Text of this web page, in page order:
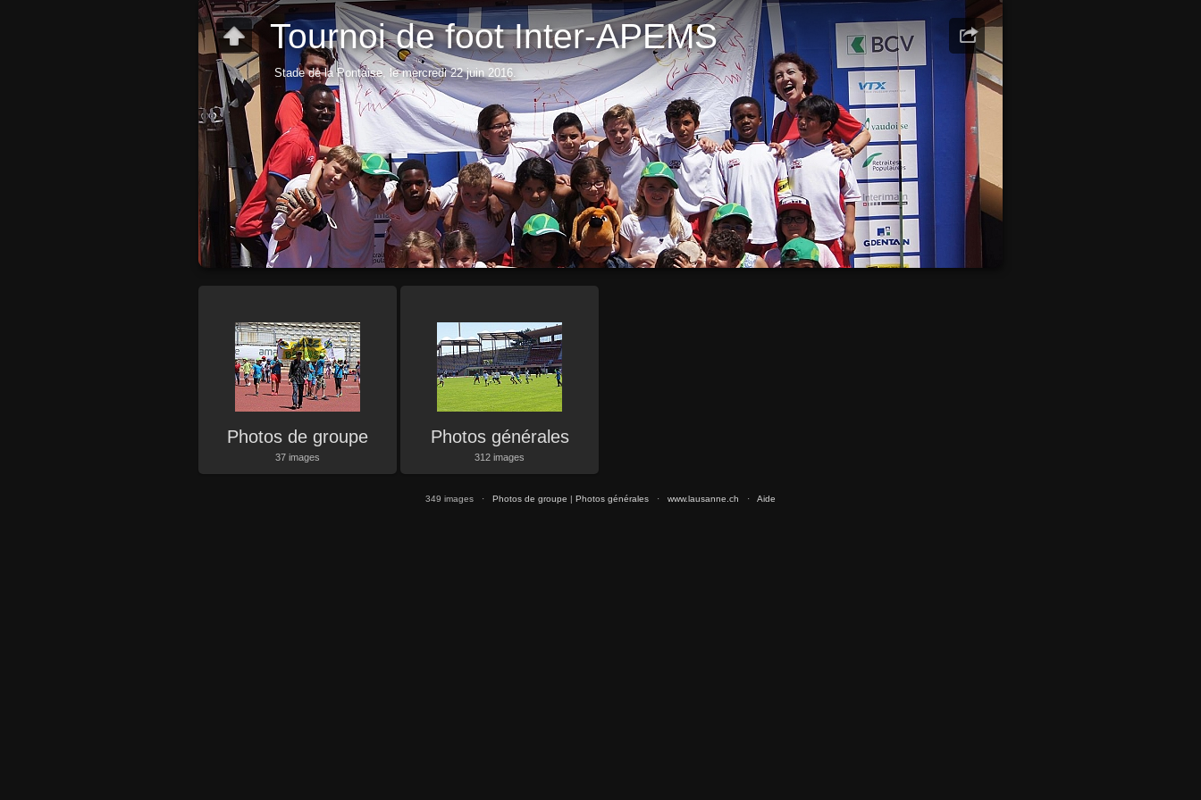
Tournoi de foot Inter-APEMS
Stade de la Pontaise, le mercredi 22 juin 2016.
Photos de groupe
37 images
Photos générales
312 images
349 images · Photos de groupe | Photos générales · www.lausanne.ch · Aide